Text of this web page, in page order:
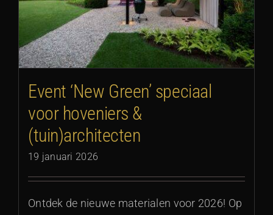
Event ‘New Green’ speciaal
voor hoveniers &
(tuin)architecten
19 januari 2026
Ontdek de nieuwe materialen voor 2026! Op